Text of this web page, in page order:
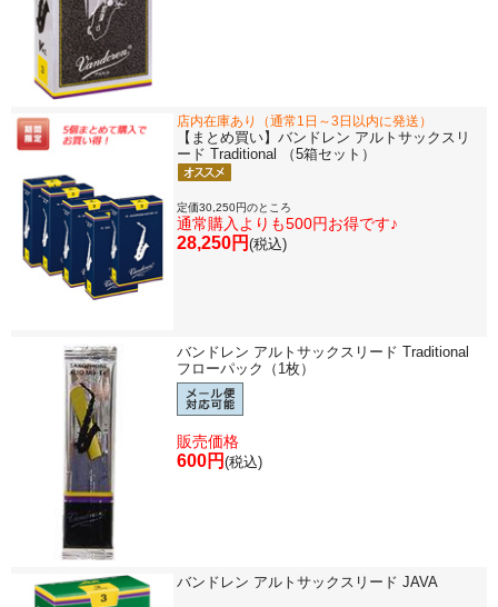
店内在庫あり（通常1日～3日以内に発送）
【まとめ買い】バンドレン アルトサックスリ
ード Traditional （5箱セット）
定価30,250円のところ
通常購入よりも500円お得です♪
28,250円 (税込)
バンドレン アルトサックスリード Traditional
フローパック（1枚）
販売価格
600円 (税込)
バンドレン アルトサックスリード JAVA